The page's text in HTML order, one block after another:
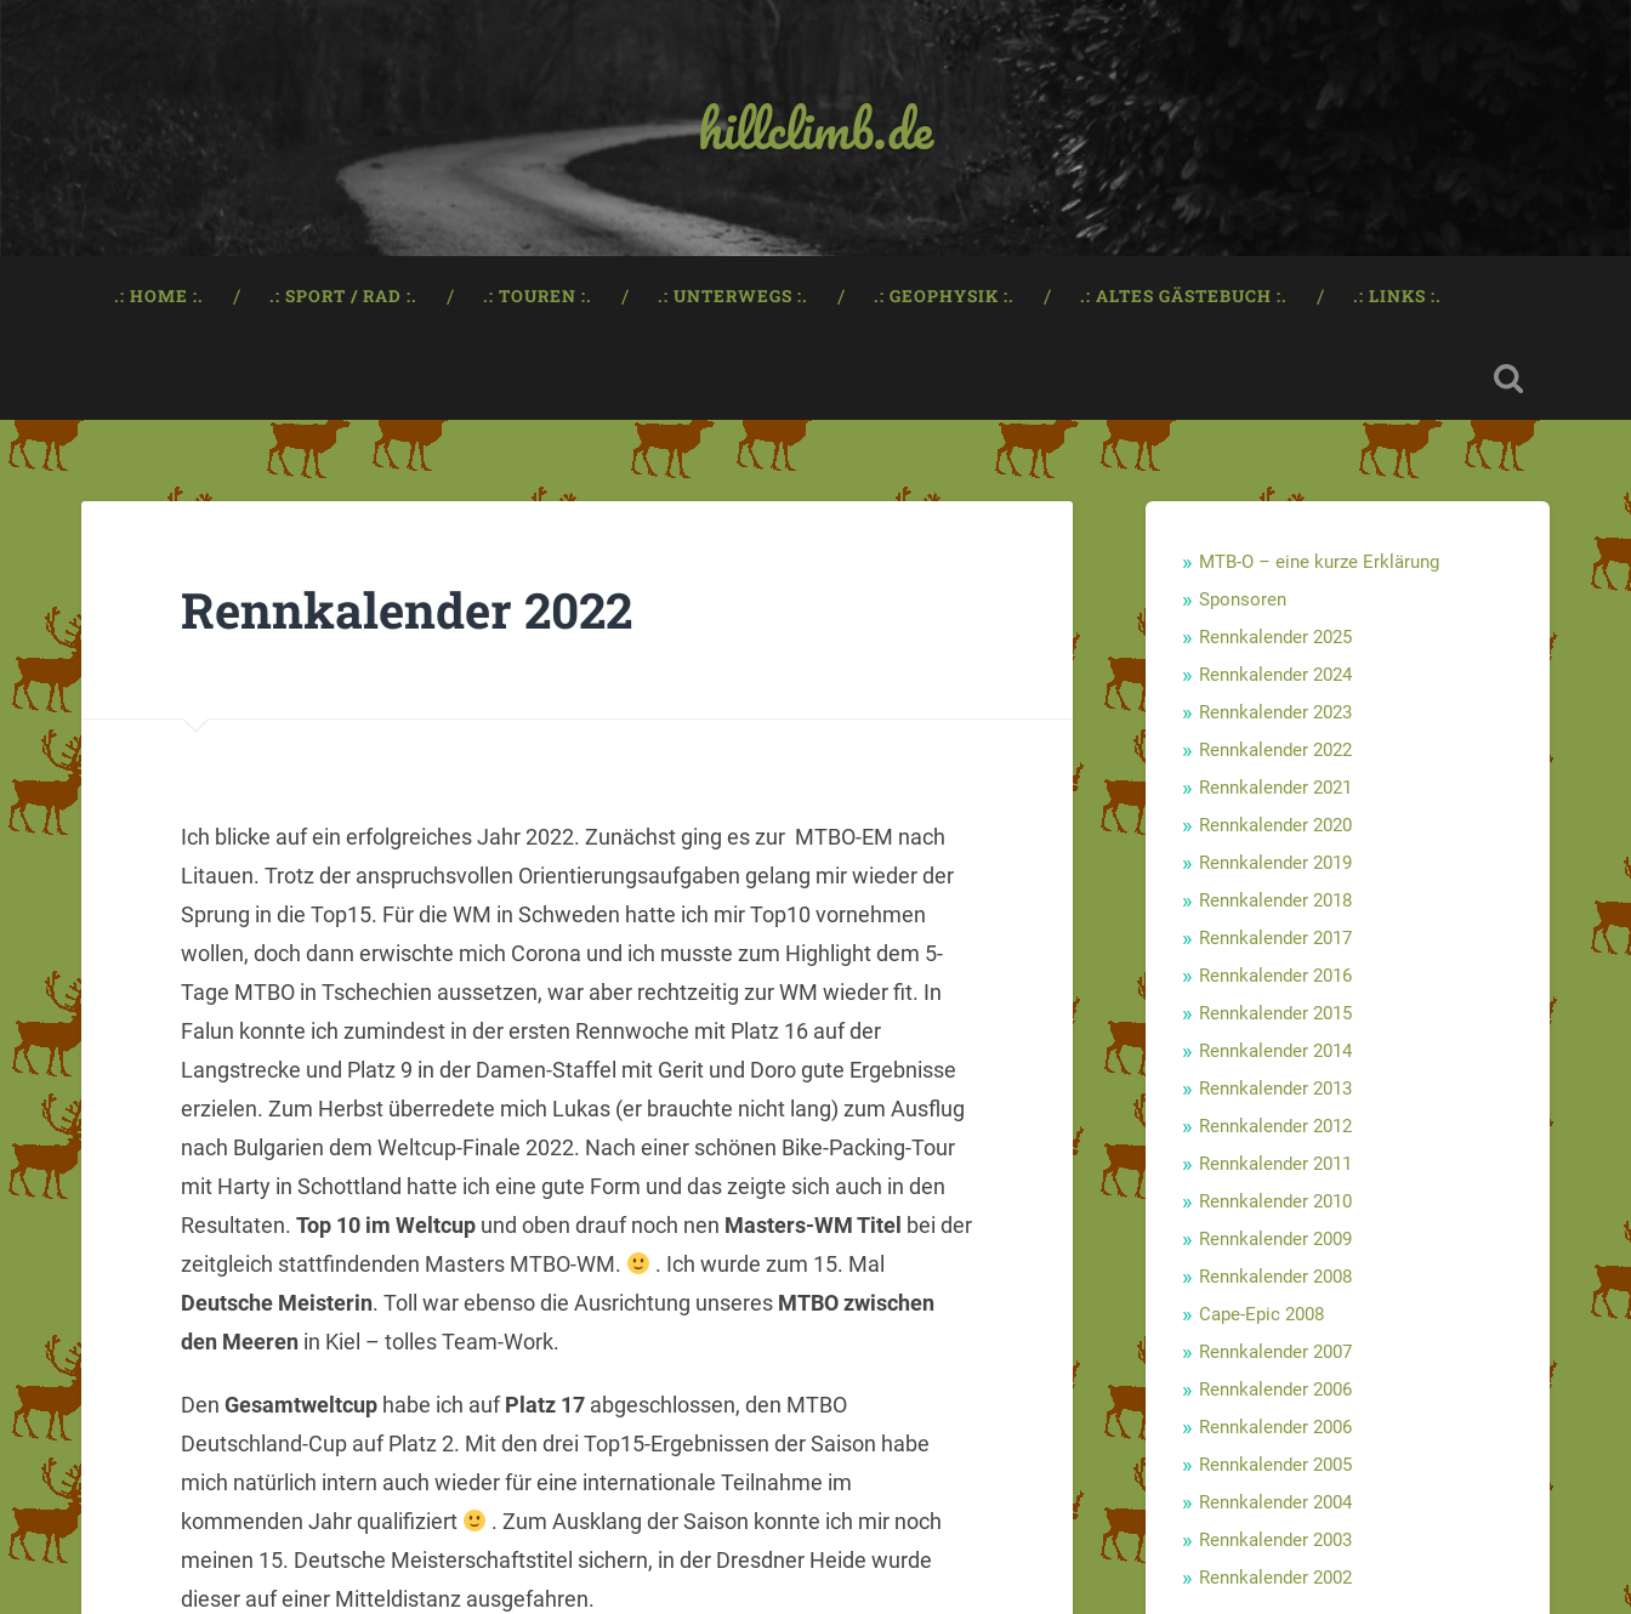
hillclimb.de
.: HOME :. .: SPORT / RAD :. .: TOUREN :. .: UNTERWEGS :. .: GEOPHYSIK :. .: ALTES GÄSTEBUCH :. .: LINKS :.
Rennkalender 2022
Ich blicke auf ein erfolgreiches Jahr 2022. Zunächst ging es zur MTBO-EM nach
Litauen. Trotz der anspruchsvollen Orientierungsaufgaben gelang mir wieder der
Sprung in die Top15. Für die WM in Schweden hatte ich mir Top10 vornehmen
wollen, doch dann erwischte mich Corona und ich musste zum Highlight dem 5-
Tage MTBO in Tschechien aussetzen, war aber rechtzeitig zur WM wieder fit. In
Falun konnte ich zumindest in der ersten Rennwoche mit Platz 16 auf der
Langstrecke und Platz 9 in der Damen-Staffel mit Gerit und Doro gute Ergebnisse
erzielen. Zum Herbst überredete mich Lukas (er brauchte nicht lang) zum Ausflug
nach Bulgarien dem Weltcup-Finale 2022. Nach einer schönen Bike-Packing-Tour
mit Harty in Schottland hatte ich eine gute Form und das zeigte sich auch in den
Resultaten. Top 10 im Weltcup und oben drauf noch nen Masters-WM Titel bei der
zeitgleich stattfindenden Masters MTBO-WM.
. Ich wurde zum 15. Mal
Deutsche Meisterin. Toll war ebenso die Ausrichtung unseres MTBO zwischen
den Meerenin Kiel – tolles Team-Work.
Den Gesamtweltcup habe ich aufPlatz 17 abgeschlossen, den MTBO
Deutschland-Cup auf Platz 2. Mit den drei Top15-Ergebnissen der Saison habe
mich natürlich intern auch wieder für eine internationale Teilnahme im
kommenden Jahr qualifiziert
. Zum Ausklang der Saison konnte ich mir noch
meinen 15. Deutsche Meisterschaftstitel sichern, in der Dresdner Heide wurde
dieser auf einer Mitteldistanz ausgefahren.
MTB-O – eine kurze Erklärung
Sponsoren
Rennkalender 2025
Rennkalender 2024
Rennkalender 2023
Rennkalender 2022
Rennkalender 2021
Rennkalender 2020
Rennkalender 2019
Rennkalender 2018
Rennkalender 2017
Rennkalender 2016
Rennkalender 2015
Rennkalender 2014
Rennkalender 2013
Rennkalender 2012
Rennkalender 2011
Rennkalender 2010
Rennkalender 2009
Rennkalender 2008
Cape-Epic 2008
Rennkalender 2007
Rennkalender 2006
Rennkalender 2006
Rennkalender 2005
Rennkalender 2004
Rennkalender 2003
Rennkalender 2002